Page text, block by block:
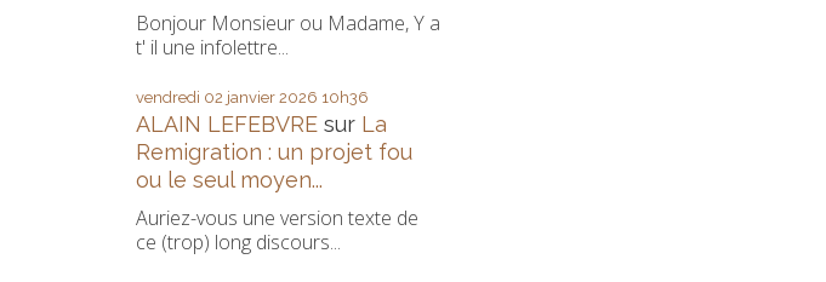
Bonjour Monsieur ou Madame, Y a
t' il une infolettre...
vendredi 02 janvier 2026 10h36
ALAIN LEFEBVRE sur La
Remigration : un projet fou
ou le seul moyen...
Auriez-vous une version texte de
ce (trop) long discours...